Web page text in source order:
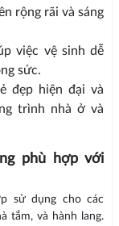
rộng rãi và sáng
việc vệ sinh dễ
sức.
đẹp hiện đại và
trình nhà ở và
phù hợp với
sử dụng cho các
tắm, và hành lang.